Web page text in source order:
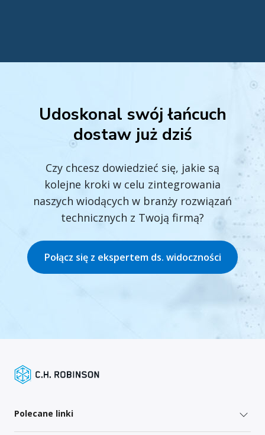
Udoskonal swój łańcuch
dostaw już dziś
Czy chcesz dowiedzieć się, jakie są
kolejne kroki w celu zintegrowania
naszych wiodących w branży rozwiązań
technicznych z Twoją firmą?
Połącz się z ekspertem ds. widoczności
Polecane linki